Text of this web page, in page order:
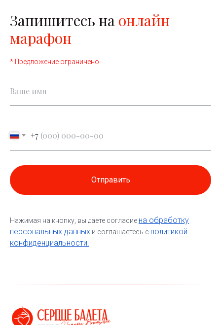
Запишитесь на онлайн
марафон
* Предложение ограничено.
+7
Отправить
Нажимая на кнопку, вы даете согласие на обработку
персональных данных и соглашаетесь c политикой
конфиденциальности.